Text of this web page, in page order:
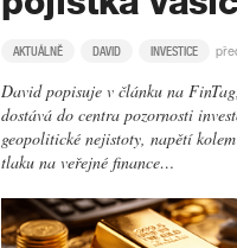
AKTUÁLNĚ DAVID INVESTICE
David popisuje v článku na
dostává do centra pozornosti
geopolitické nejistoty, napětí
tlaku na veřejné finance…